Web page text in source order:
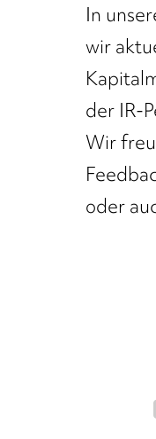
In
wir
der IR-
Wir
oder